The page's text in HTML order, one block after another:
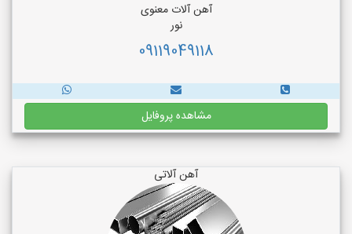
آهن آلات معنوی
نور
09119049118
مشاهده پروفایل
آهن آلاتی